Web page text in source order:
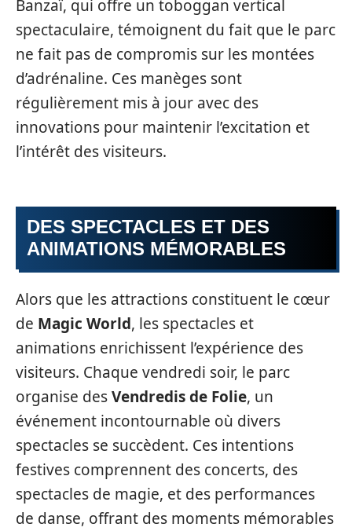
Banzaï, qui offre un toboggan vertical
spectaculaire, témoignent du fait que le parc
ne fait pas de compromis sur les montées
d’adrénaline. Ces manèges sont
régulièrement mis à jour avec des
innovations pour maintenir l’excitation et
l’intérêt des visiteurs.
DES SPECTACLES ET DES
ANIMATIONS MÉMORABLES
Alors que les attractions constituent le cœur
de Magic World, les spectacles et
animations enrichissent l’expérience des
visiteurs. Chaque vendredi soir, le parc
organise desVendredis de Folie, un
événement incontournable où divers
spectacles se succèdent. Ces intentions
festives comprennent des concerts, des
spectacles de magie, et des performances
de danse, offrant des moments mémorables